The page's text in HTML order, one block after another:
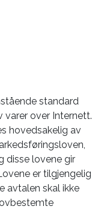
standard
varer over Internett.
hovedsakelig av
disse lovene gir
er tilgjengelig
avtalen skal ikke